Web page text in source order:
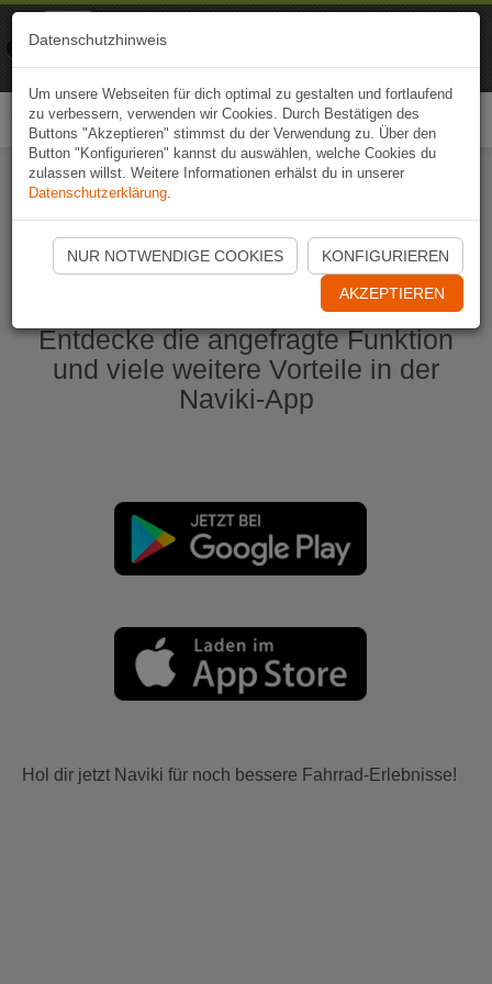
Naviki App jetzt öffnen
Entdecke die angefragte Funktion
und viele weitere Vorteile in der
Naviki-App
Hol dir jetzt Naviki für noch bessere Fahrrad-Erlebnisse!
Datenschutzhinweis
Um unsere Webseiten für dich optimal zu gestalten und fortlaufend
zu verbessern, verwenden wir Cookies. Durch Bestätigen des
Buttons "Akzeptieren" stimmst du der Verwendung zu. Über den
Button "Konfigurieren" kannst du auswählen, welche Cookies du
zulassen willst. Weitere Informationen erhälst du in unserer
Datenschutzerklärung.
NUR NOTWENDIGE COOKIES KONFIGURIEREN
AKZEPTIEREN
Naviki